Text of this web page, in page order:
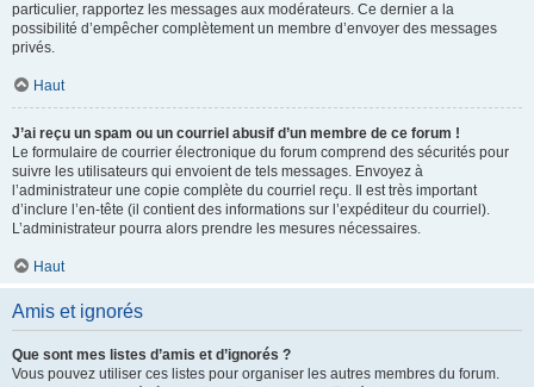
particulier, rapportez les messages aux modérateurs. Ce dernier a la
possibilité d’empêcher complètement un membre d’envoyer des messages
privés.
Haut
J’ai reçu un spam ou un courriel abusif d’un membre de ce forum !
Le formulaire de courrier électronique du forum comprend des sécurités pour
suivre les utilisateurs qui envoient de tels messages. Envoyez à
l’administrateur une copie complète du courriel reçu. Il est très important
d’inclure l’en-tête (il contient des informations sur l’expéditeur du courriel).
L’administrateur pourra alors prendre les mesures nécessaires.
Haut
Amis et ignorés
Que sont mes listes d’amis et d’ignorés ?
Vous pouvez utiliser ces listes pour organiser les autres membres du forum.